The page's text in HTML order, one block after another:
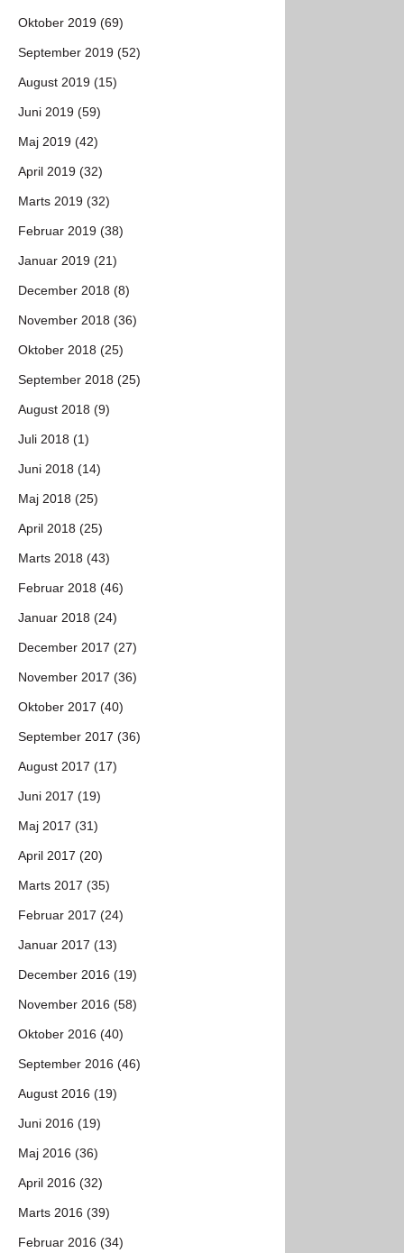
Oktober 2019 (69)
September 2019 (52)
August 2019 (15)
Juni 2019 (59)
Maj 2019 (42)
April 2019 (32)
Marts 2019 (32)
Februar 2019 (38)
Januar 2019 (21)
December 2018 (8)
November 2018 (36)
Oktober 2018 (25)
September 2018 (25)
August 2018 (9)
Juli 2018 (1)
Juni 2018 (14)
Maj 2018 (25)
April 2018 (25)
Marts 2018 (43)
Februar 2018 (46)
Januar 2018 (24)
December 2017 (27)
November 2017 (36)
Oktober 2017 (40)
September 2017 (36)
August 2017 (17)
Juni 2017 (19)
Maj 2017 (31)
April 2017 (20)
Marts 2017 (35)
Februar 2017 (24)
Januar 2017 (13)
December 2016 (19)
November 2016 (58)
Oktober 2016 (40)
September 2016 (46)
August 2016 (19)
Juni 2016 (19)
Maj 2016 (36)
April 2016 (32)
Marts 2016 (39)
Februar 2016 (34)